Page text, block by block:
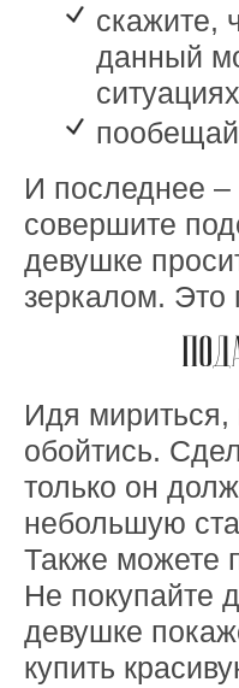
скажите,
данный
И последнее
совершите
девушке
зеркалом. Это
Идя мириться,
обойтись.
только он
небольшую
Также можете
Не покупайте
девушке
купить